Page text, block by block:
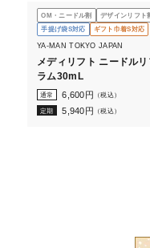
OM・ニードル割
デザインリフト
手提げ袋S対応
ギフト巾着S対応
YA-MAN TOKYO JAPAN
メディリフト ニードル
ラム30mL
通常 6,600円 （税込）
定期
5,940円 （税込）